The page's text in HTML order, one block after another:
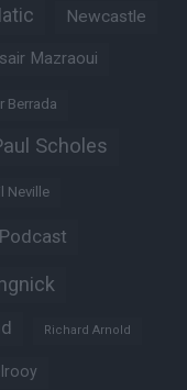
Newcastle
Mazraoui
Berrada
Scholes
Neville
Podcast
Richard Arnold